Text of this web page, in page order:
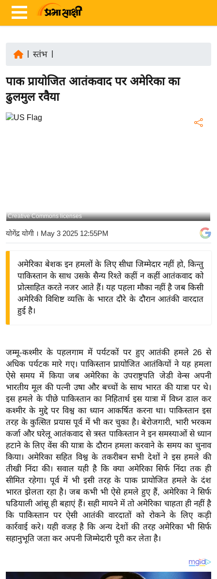
ज़ा
ख
ब
र
ष्ट्री
य
बि
द्यो
त
वि
शे
ष
ज्ञ
रा
य
ब
ज
ट
खे
ल
क्रि
के
ट
P
स्तंभ
पाक प्रायोजित आतंकवाद पर अमेरिका का
ढुलमुल रवैया
Creative Commons licenses
योगेंद्र योगी । May 3 2025 12:55PM
अमेरिका बेशक इन हमलों के लिए सीधा जिम्मेदार नहीं हो, किन्तु
पाकिस्तान के साथ उसके सैन्य रिश्ते कहीं न कहीं आतंकवाद को
प्रोत्साहित करते नजर आते हैं। यह पहला मौका नहीं है जब किसी
अमेरिकी विशिष्ट व्यक्ति के भारत दौरे के दौरान आतंकी वारदात
हुई है।
जम्मू-कश्मीर के पहलगाम में पर्यटकों पर हुए आतंकी हमले 26 से
अधिक पर्यटक मारे गए। पाकिस्तान प्रायोजित आतंकियों ने यह हमला
ऐसे समय में किया जब अमेरिका के उपराष्ट्रपति जेडी वेन्स अपनी
भारतीय मूल की पत्नी उषा और बच्चों के साथ भारत की यात्रा पर थे।
इस हमले के पीछे पाकिस्तान का निहितार्थ इस यात्रा में विध्न डाल कर
कश्मीर के मुद्दे पर विश्व का ध्यान आकर्षित करना था। पाकिस्तान इस
तरह के कुत्सित प्रयास पूर्व में भी कर चुका है। बेरोजगारी, भारी भरकम
कर्जा और घरेलू आतंकवाद से त्रस्त पाकिस्तान ने इन समस्याओं से ध्यान
हटाने के लिए वेंस की यात्रा के दौरान हमला करवाने के समय का चुनाव
किया। अमेरिका सहित विश्व के तकरीबन सभी देशों ने इस हमले की
तीखी निंदा की। सवाल यही है कि क्या अमेरिका सिर्फ निंदा तक ही
सीमित रहेगा। पूर्व में भी इसी तरह के पाक प्रायोजित हमले के दंश
भारत झेलता रहा है। जब कभी भी ऐसे हमले हुए हैं, अमेरिका ने सिर्फ
घडियाली आंसू ही बहाएं हैं। सही मायने में तो अमेरिका चाहता ही नहीं है
कि पाकिस्तान पर ऐसी आतंकी वारदातों को रोकने के लिए कड़ी
कार्रवाई करे। यही वजह है कि अन्य देशों की तरह अमेरिका भी सिर्फ
सहानुभूति जता कर अपनी जिम्मेदारी पूरी कर लेता है।